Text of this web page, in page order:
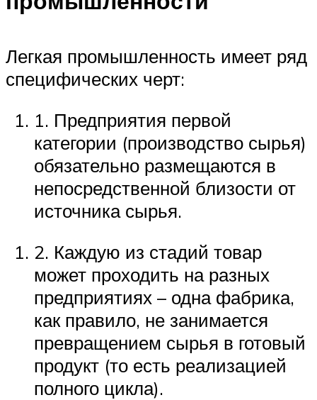
Легкая промышленность имеет ряд
специфических черт:
1. Предприятия первой
категории (производство сырья)
обязательно размещаются в
непосредственной близости от
источника сырья.
2. Каждую из стадий товар
может проходить на разных
предприятиях – одна фабрика,
как правило, не занимается
превращением сырья в готовый
продукт (то есть реализацией
полного цикла).